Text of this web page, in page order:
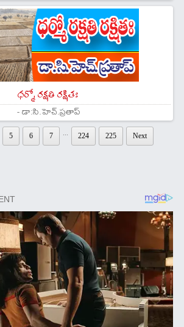
ధర్మో రక్షతి రక్షితః
- డా:సి.హెచ్.ప్రతాప్
5 6 7 ... 224 225 Next